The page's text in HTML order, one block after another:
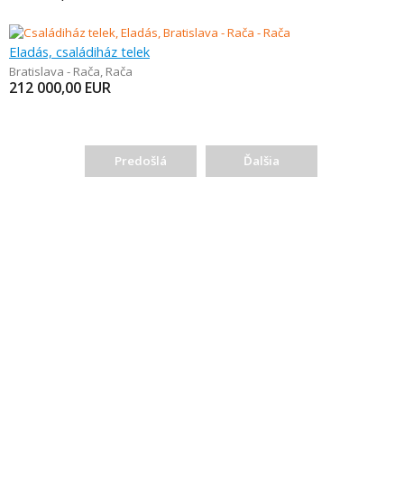
Eladás, családiház telek
Bratislava - Rača, Rača
212 000,00 EUR
Predošlá Ďalšia